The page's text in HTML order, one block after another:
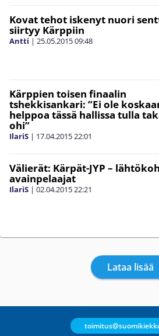
Kovat tehot iskenyt nuori
siirtyy Kärppiin
Antti | 25.05.201509:48
Kärppien toisen finaalin
tshekkisankari: ”Ei ole
helppoa tässä hallissa tulla
ohi”
IlariS | 17.04.201522:01
Välierät: Kärpät-JYP –
avainpelaajat
IlariS | 02.04.201522:21
Lataa lisää